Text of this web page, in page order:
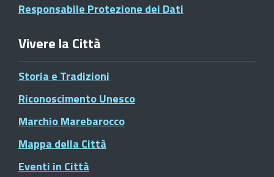
Responsabile Protezione dei Dati
Vivere la Città
Storia e Tradizioni
Riconoscimento Unesco
Marchio Marebarocco
Mappa della Città
Eventi in Città